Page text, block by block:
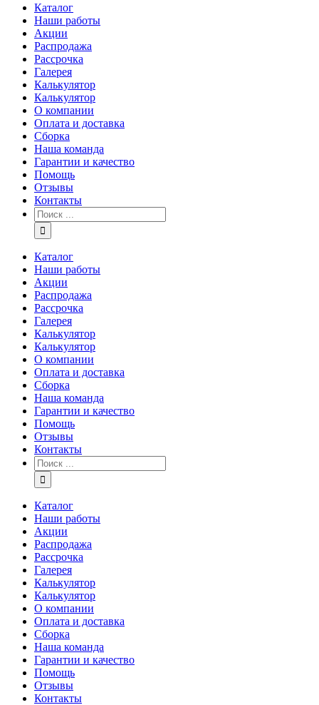
Каталог
Наши работы
Акции
Распродажа
Рассрочка
Галерея
Калькулятор
Калькулятор
О компании
Оплата и доставка
Сборка
Наша команда
Гарантии и качество
Помощь
Отзывы
Контакты
Каталог
Наши работы
Акции
Распродажа
Рассрочка
Галерея
Калькулятор
Калькулятор
О компании
Оплата и доставка
Сборка
Наша команда
Гарантии и качество
Помощь
Отзывы
Контакты
Каталог
Наши работы
Акции
Распродажа
Рассрочка
Галерея
Калькулятор
Калькулятор
О компании
Оплата и доставка
Сборка
Наша команда
Гарантии и качество
Помощь
Отзывы
Контакты